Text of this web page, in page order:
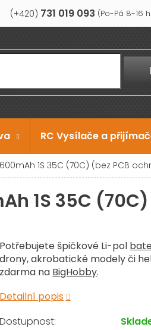
731 019 093
RC Vysílače a
1S 35C (70C) (bez PCB
1S 35C
Potřebujete špičkové Li-pol
drony, akrobatické modely či
zdarma na BigHobby.
Detailní popis